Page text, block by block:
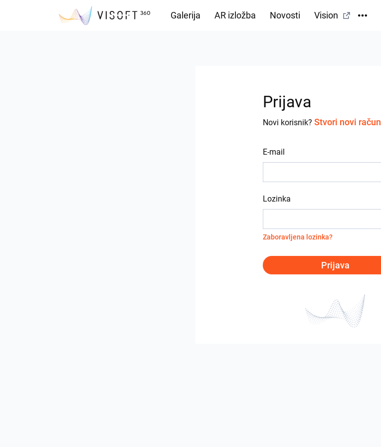
Galerija AR izložba Novosti Vision
Prijava
Novi korisnik? Stvori novi račun
E-mail
Lozinka
Zaboravljena lozinka?
Prijava